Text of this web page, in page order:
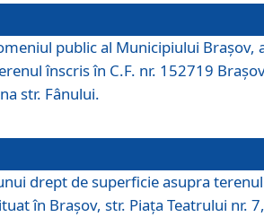
public al Municipiului Braşov,
înscris în C.F. nr. 152719
str. Fânului.
drept de superficie asupra
în Brașov, str. Piața Teatrului nr. 7,